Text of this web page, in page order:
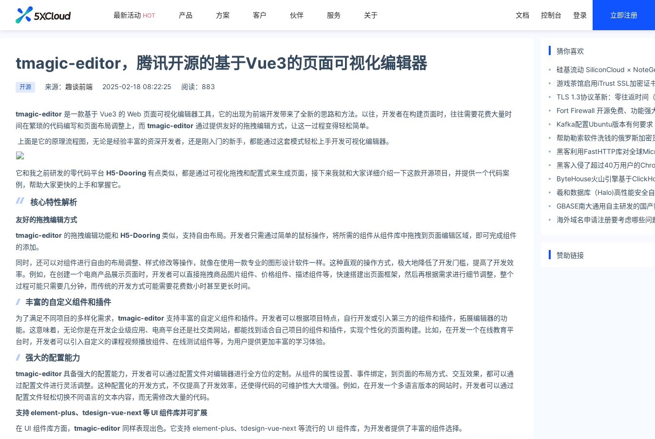
最新活动 HOT 产品 方案 客户 伙伴 服务 关于 文档 控制台 登录 立即注册
tmagic-editor，腾讯开源的基于Vue3的页面可视化编辑器
开源 来源： 趣谈前端 2025-02-18 08:22:25 阅读：883
tmagic-editor 是一款基于 Vue3 的 Web 页面可视化编辑器工具，它的出现为前端开发带来了全新的思路和方法。以往，开发者在构建页面时，往往需要花费大量时
间在繁琐的代码编写和页面布局调整上，而 tmagic-editor 通过提供友好的拖拽编辑方式，让这一过程变得轻松简单。
上面是它的原理流程图，无论是经验丰富的资深开发者，还是刚入门的新手，都能通过这套模式轻松上手开发可视化编辑器。
它和我之前研发的零代码平台 H5-Dooring 有点类似，都是通过可视化拖拽和配置式来生成页面，接下来我就和大家详细介绍一下这款开源项目，并提供一个代码案
例，帮助大家更快的上手和掌握它。
核心特性解析
友好的拖拽编辑方式
tmagic-editor 的拖拽编辑功能和 H5-Dooring 类似，支持自由布局。开发者只需通过简单的鼠标操作，将所需的组件从组件库中拖拽到页面编辑区域，即可完成组件
的添加。
同时，还可以对组件进行自由的布局调整、样式修改等操作，就像在使用一款专业的图形设计软件一样。这种直观的操作方式，极大地降低了开发门槛，提高了开发效
率。例如，在创建一个电商产品展示页面时，开发者可以直接拖拽商品图片组件、价格组件、描述组件等，快速搭建出页面框架，然后再根据需求进行细节调整，整个
过程可能只需要几分钟，而传统的开发方式可能需要花费数小时甚至更长时间。
丰富的自定义组件和插件
为了满足不同项目的多样化需求， tmagic-editor 支持丰富的自定义组件和插件。开发者可以根据项目特点，自行开发或引入第三方的组件和插件，拓展编辑器的功
能。这意味着，无论你是在开发企业级应用、电商平台还是社交类网站，都能找到适合自己项目的组件和插件，实现个性化的页面构建。比如，在开发一个在线教育平
台时，开发者可以引入自定义的课程视频播放组件、在线测试组件等，为用户提供更加丰富的学习体验。
强大的配置能力
tmagic-editor具备强大的配置能力，开发者可以通过配置文件对编辑器进行全方位的定制。从组件的属性设置、事件绑定，到页面的布局方式、交互效果，都可以通
过配置文件进行灵活调整。这种配置化的开发方式，不仅提高了开发效率，还使得代码的可维护性大大增强。例如，在开发一个多语言版本的网站时，开发者可以通过
配置文件轻松切换不同语言的文本内容，而无需修改大量的代码。
支持 element-plus、tdesign-vue-next 等 UI 组件库并可扩展
在 UI 组件库方面， tmagic-editor 同样表现出色。它支持 element-plus、tdesign-vue-next 等流行的 UI 组件库，为开发者提供了丰富的组件选择。
猜你喜欢
硅基流动 SiliconCloud ×
碎片化知识变成笔记
游戏茶馆启用iTrust SSL加密证
TLS 1.3协议革新：零往返时间
性能优化原理
Fort Firewall 开源免费、功能强
Windows 系统防火墙软件
Kafka配置Ubuntu版本有何要求
帮助勒索软件洗钱的俄罗斯加密
Garantex被查封 同时被扣押
黑客利用FastHTTP库对全球
账户发起高速暴力破解
黑客入侵了超过40万用户的
序
ByteHouse火山引擎基于
一款分析型数据库产品
羲和数据库（Halo)高性能安全
景通用型统一数据库
GBASE南大通用自主研发的国
海外域名申请注册要考虑哪些问
赞助链接